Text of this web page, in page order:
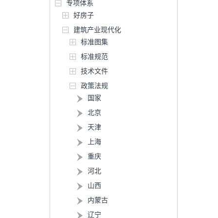
专项体系
好房子
建筑产业现代化
标准图集
标准规范
技术文件
政策法规
国家
北京
天津
上海
重庆
河北
山西
内蒙古
辽宁